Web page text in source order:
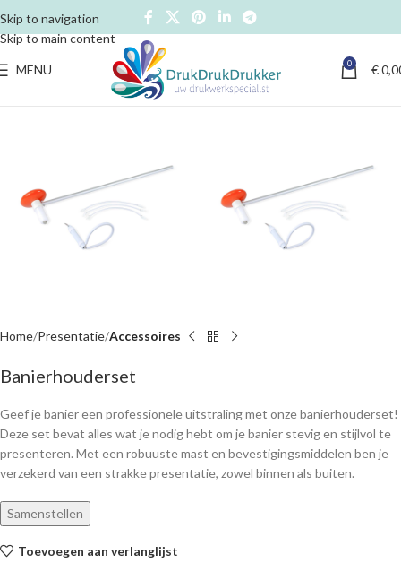
Skip to navigation
Skip to main content
MENU 0 €
Home Presentatie Accessoires
Banierhouderset
Geef je banier een professionele uitstraling met onze banierhouderset!
Deze set bevat alles wat je nodig hebt om je banier stevig en stijlvol te
presenteren. Met een robuuste mast en bevestigingsmiddelen ben je
verzekerd van een strakke presentatie, zowel binnen als buiten.
Samenstellen
Toevoegen aan verlanglijst